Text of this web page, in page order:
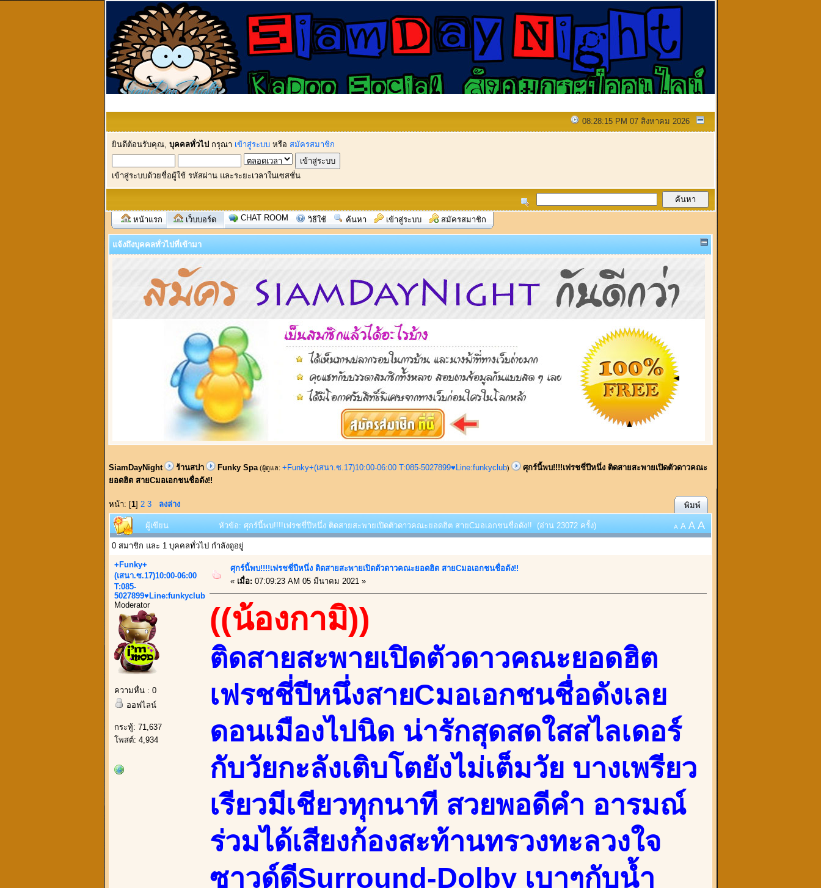
08:28:15 PM 07 สิงหาคม 2026
ยินดีต้อนรับคุณ, บุคคลทั่วไป กรุณา เข้าสู่ระบบ หรือ สมัครสมาชิก
เข้าสู่ระบบด้วยชื่อผู้ใช้ รหัสผ่าน และระยะเวลาในเซสชั่น
หน้าแรก เว็บบอร์ด CHAT ROOM วิธีใช้ ค้นหา เข้าสู่ระบบ สมัครสมาชิก
แจ้งถึงบุคคลทั่วไปที่เข้ามา
SiamDayNight ร้านสปา Funky Spa (ผู้ดูแล: +Funky+(เสนา.ซ.17)10:00-06:00 T:085-5027899♥Line:funkyclub)
ศุกร์นี้พบ!!!!เฟรชชี่ปีหนึ่ง ติดสายสะพายเปิดตัวดาวคณะ
ยอดฮิต สายCมอเอกชนชื่อดัง!!
หน้า: [1] 2 3 ลงล่าง พิมพ์
ผู้เขียน หัวข้อ: ศุกร์นี้พบ!!!!เฟรชชี่ปีหนึ่ง ติดสายสะพายเปิดตัวดาวคณะยอดฮิต สายCมอเอกชนชื่อดัง!! (อ่าน 23072 ครั้ง) A A A A
0 สมาชิก และ 1 บุคคลทั่วไป กำลังดูอยู่
+Funky+
(เสนา.ซ.17)10:00-06:00
T:085-
5027899♥Line:funkyclub
Moderator
ความหื่น : 0
ออฟไลน์
กระทู้: 71,637
โพสต์: 4,934
ศุกร์นี้พบ!!!!เฟรชชี่ปีหนึ่ง ติดสายสะพายเปิดตัวดาวคณะยอดฮิต สายCมอเอกชนชื่อดัง!!
« เมื่อ: 07:09:23 AM 05 มีนาคม 2021 »
((น้องกามิ))
ติดสายสะพายเปิดตัวดาวคณะยอดฮิต
เฟรชชี่ปีหนึ่งสายCมอเอกชนชื่อดังเลย
ดอนเมืองไปนิด น่ารักสุดสดใสสไลเดอร์
กับวัยกะลังเติบโตยังไม่เต็มวัย บางเพรียว
เรียวมีเชียวทุกนาที สวยพอดีคำ อารมณ์
ร่วมได้เสียงก้องสะท้านทรวงทะลวงใจ
ซาวด์ดีSurround-Dolby เบาๆกับน้ำ